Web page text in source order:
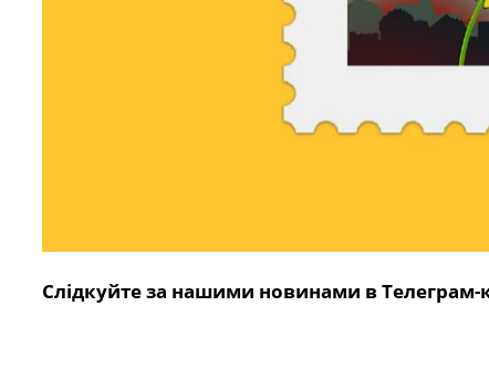
Слідкуйте за нашими новинами в Телеграм-